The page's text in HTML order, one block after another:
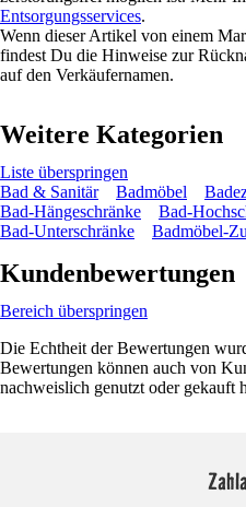
Entsorgungsservices.
Wenn dieser Artikel von einem
findest Du die Hinweise zur
auf den Verkäufernamen.
Weitere Kategorien
Liste überspringen
Bad & Sanitär
Badmöbel
Bad-Hängeschränke
Bad-
Bad-Unterschränke
Badmöbel-
Kundenbewertungen
Bereich überspringen
Die Echtheit der Bewertungen
Bewertungen können auch von
nachweislich genutzt oder gekauft